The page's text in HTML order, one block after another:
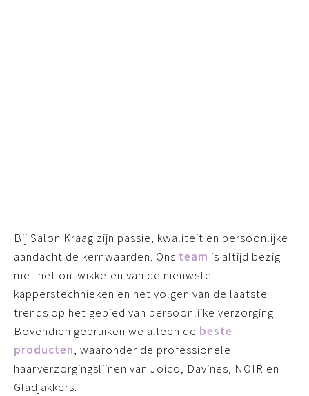
Bij Salon Kraag zijn passie, kwaliteit en persoonlijke
aandacht de kernwaarden. Ons team is altijd bezig
met het ontwikkelen van de nieuwste
kapperstechnieken en het volgen van de laatste
trends op het gebied van persoonlijke verzorging.
Bovendien gebruiken we alleen de beste
producten, waaronder de professionele
haarverzorgingslijnen van Joico, Davines, NOIR en
Gladjakkers.